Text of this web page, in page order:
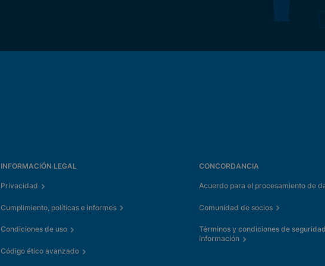
INFORMACIÓN LEGAL
Privacidad
Cumplimiento, políticas e informes
Condiciones de uso
Código ético avanzado
CONCORDANCIA
Acuerdo para el procesamiento de
Comunidad de socios
Términos y condiciones de
información